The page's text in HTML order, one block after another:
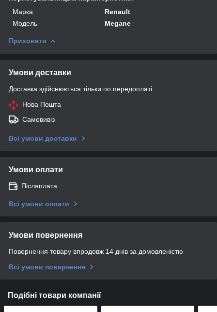
Марка
Renault
Модель
Megane
Приховати
Умови доставки
Доставка здійснюється тільки по передоплаті.
Нова Пошта
Самовивіз
Всі умови доставки
Умови оплати
Післяплата
Всі умови оплати
Умови повернення
Повернення товару впродовж 14 днів за домовленістю
Всі умови повернення
Подібні товари компанії